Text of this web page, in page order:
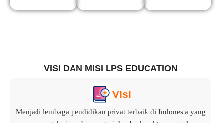
VISI DAN MISI LPS EDUCATION
Visi
Menjadi lembaga pendidikan privat terbaik di Indonesia yang